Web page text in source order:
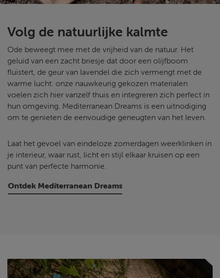
Volg de natuurlijke kalmte
Ode beweegt mee met de vrijheid van de natuur. Het
geluid van een zacht briesje dat door een olijfboom
fluistert, de geur van lavendel die zich vermengt met de
warme lucht: onze nauwkeurig gekozen materialen
voelen zich hier vanzelf thuis en integreren zich perfect in
hun omgeving. Mediterranean Dreams is een uitnodiging
om te genieten de eenvoudige geneugten van het leven.
Laat het gevoel van eindeloze zomerdagen weerklinken in
je interieur, waar rust, licht en stijl elkaar kruisen op een
punt van perfecte harmonie.
Ontdek Mediterranean Dreams